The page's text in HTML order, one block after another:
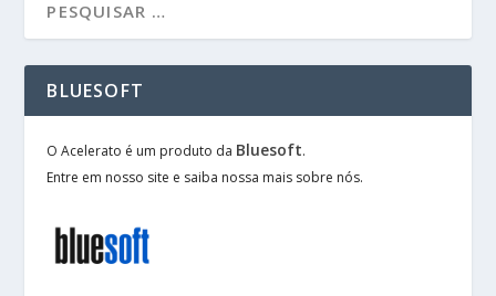
BLUESOFT
O Acelerato é um produto da Bluesoft.
Entre em nosso site e saiba nossa mais sobre nós.